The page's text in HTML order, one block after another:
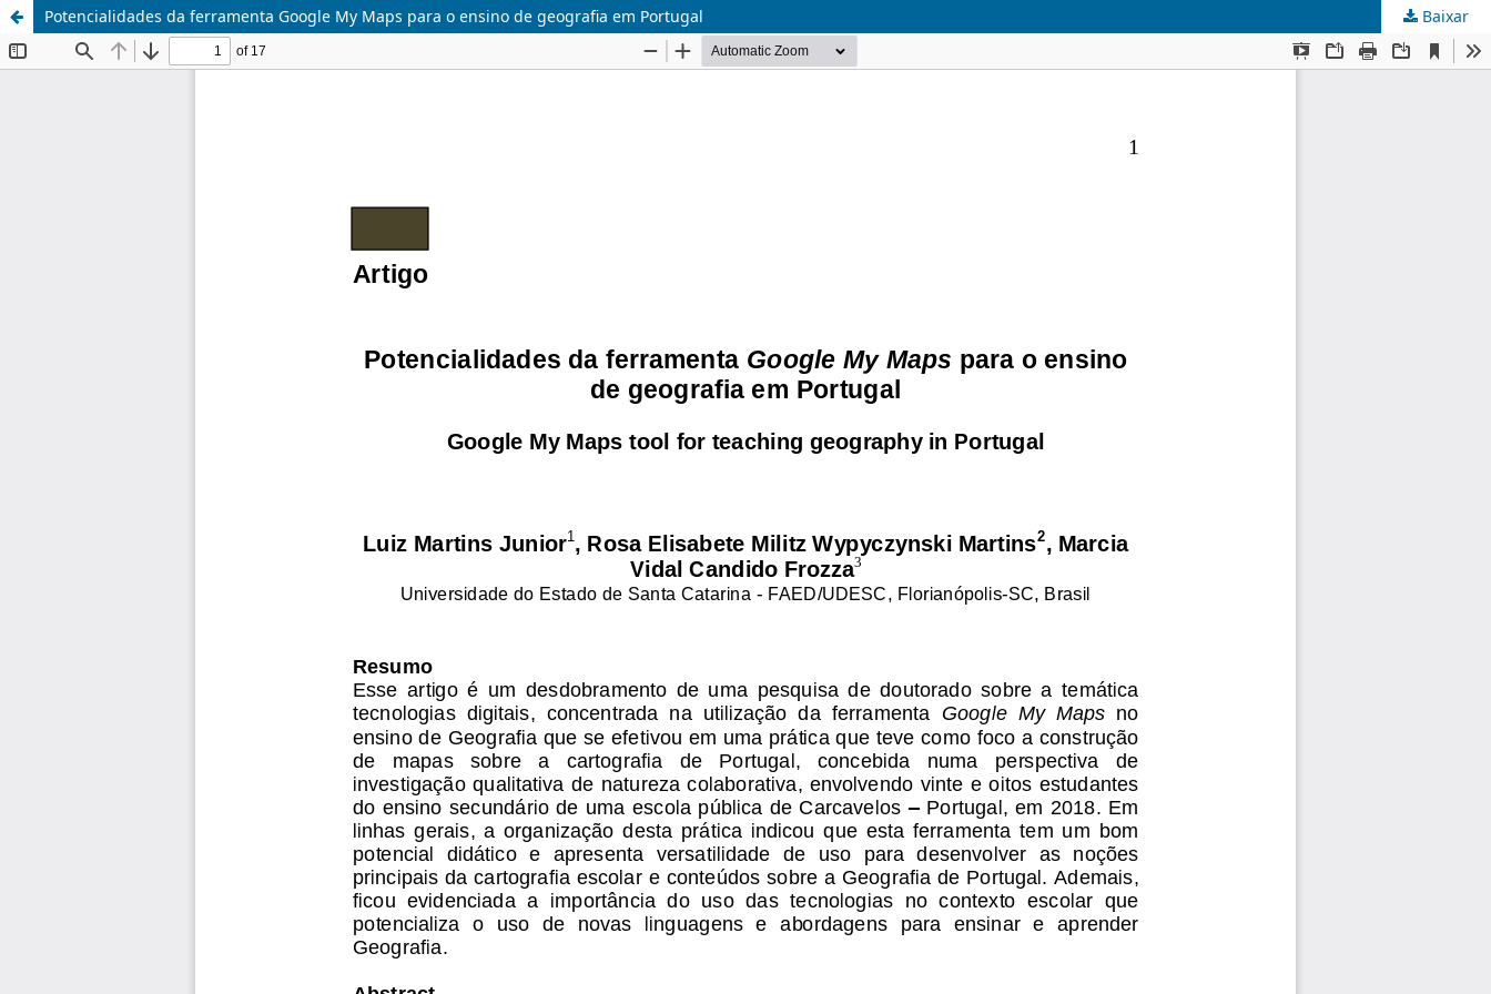
Potencialidades da ferramenta Google My Maps para o ensino de geografia em Portugal Baixar